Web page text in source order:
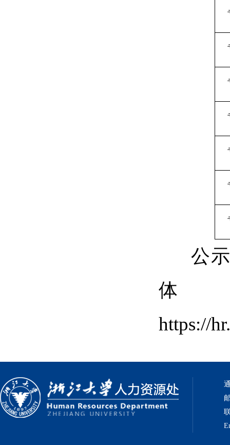
公
https://